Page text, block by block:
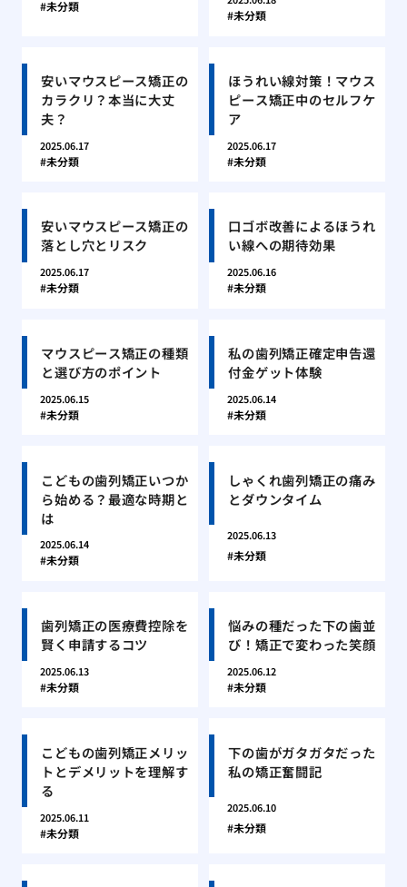
未分類
未分類
安いマウスピース矯正の
カラクリ？本当に大丈
夫？
2025.06.17
未分類
ほうれい線対策！マウス
ピース矯正中のセルフケ
ア
2025.06.17
未分類
安いマウスピース矯正の
落とし穴とリスク
2025.06.17
未分類
口ゴボ改善によるほうれ
い線への期待効果
2025.06.16
未分類
マウスピース矯正の種類
と選び方のポイント
2025.06.15
未分類
私の歯列矯正確定申告還
付金ゲット体験
2025.06.14
未分類
こどもの歯列矯正いつか
ら始める？最適な時期と
は
2025.06.14
未分類
しゃくれ歯列矯正の痛み
とダウンタイム
2025.06.13
未分類
歯列矯正の医療費控除を
賢く申請するコツ
2025.06.13
未分類
悩みの種だった下の歯並
び！矯正で変わった笑顔
2025.06.12
未分類
こどもの歯列矯正メリッ
トとデメリットを理解す
る
2025.06.11
未分類
下の歯がガタガタだった
私の矯正奮闘記
2025.06.10
未分類